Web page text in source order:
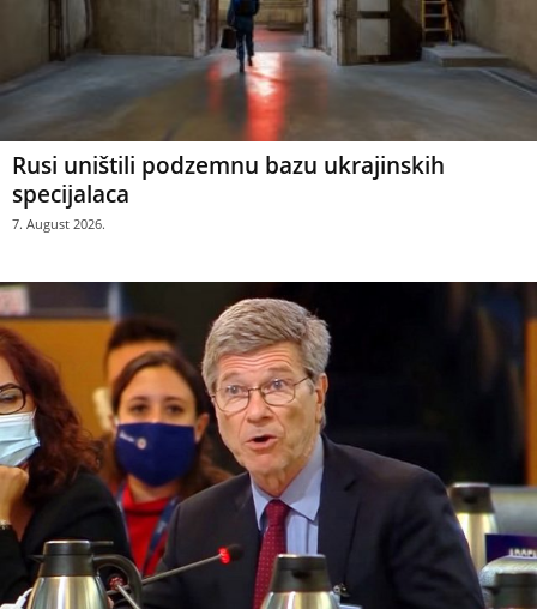
Rusi uništili podzemnu bazu ukrajinskih
specijalaca
7. August 2026.